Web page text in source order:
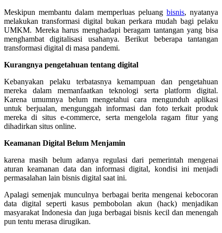
Meskipun membantu dalam memperluas peluang bisnis, nyatanya
melakukan transformasi digital bukan perkara mudah bagi pelaku
UMKM. Mereka harus menghadapi beragam tantangan yang bisa
menghambat digitalisasi usahanya. Berikut beberapa tantangan
transformasi digital di masa pandemi.
Kurangnya pengetahuan tentang digital
Kebanyakan pelaku terbatasnya kemampuan dan pengetahuan
mereka dalam memanfaatkan teknologi serta platform digital.
Karena umumnya belum mengetahui cara mengunduh aplikasi
untuk berjualan, mengunggah informasi dan foto terkait produk
mereka di situs e-commerce, serta mengelola ragam fitur yang
dihadirkan situs online.
Keamanan Digital Belum Menjamin
karena masih belum adanya regulasi dari pemerintah mengenai
aturan keamanan data dan informasi digital, kondisi ini menjadi
permasalahan lain bisnis digital saat ini.
Apalagi semenjak munculnya berbagai berita mengenai kebocoran
data digital seperti kasus pembobolan akun (hack) menjadikan
masyarakat Indonesia dan juga berbagai bisnis kecil dan menengah
pun tentu merasa dirugikan.